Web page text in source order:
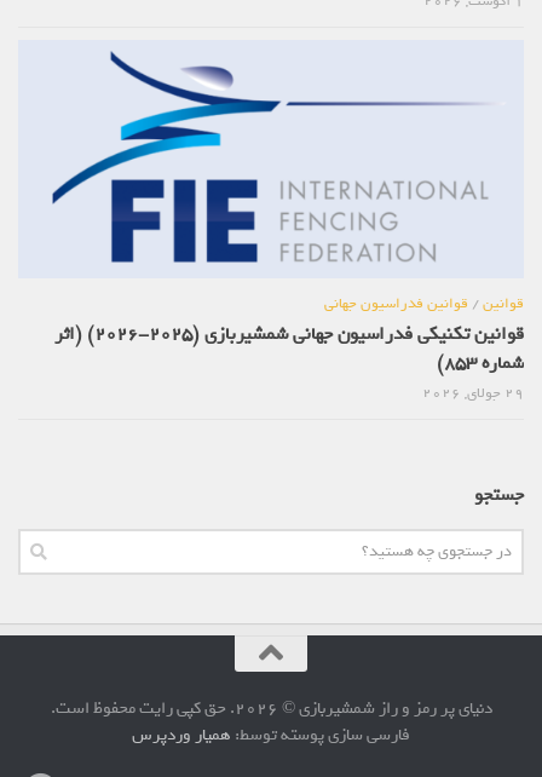
قوانین/قوانین فدراسیون جهانی
قوانین تکنیکی فدراسیون جهانی شمشیربازی (2025-2026) (اثر
شماره 853)
جستجو
دنیای پر رمز و راز شمشیربازی © 2026. حق کپی رایت محفوظ است.
فارسی سازی پوسته توسط:همیار وردپرس